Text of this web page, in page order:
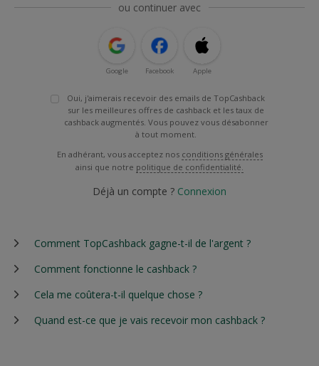
ou continuer avec
Google Facebook Apple
Oui, j'aimerais recevoir des emails de TopCashback
sur les meilleures offres de cashback et les taux de
cashback augmentés. Vous pouvez vous désabonner
à tout moment.
En adhérant, vous acceptez nos conditions générales
ainsi que notre politique de confidentialité.
Déjà un compte ? Connexion
Comment TopCashback gagne-t-il de l'argent ?
Comment fonctionne le cashback ?
Cela me coûtera-t-il quelque chose ?
Quand est-ce que je vais recevoir mon cashback ?